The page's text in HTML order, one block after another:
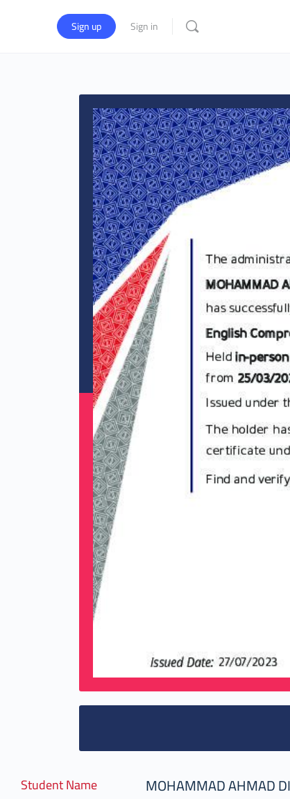
Sign in
Sign up
Student Name MOHAMMAD AHMAD